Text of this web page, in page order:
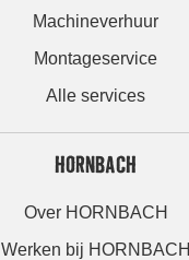
Machineverhuur
Montageservice
Alle services
HORNBACH
Over HORNBACH
Werken bij HORNBACH